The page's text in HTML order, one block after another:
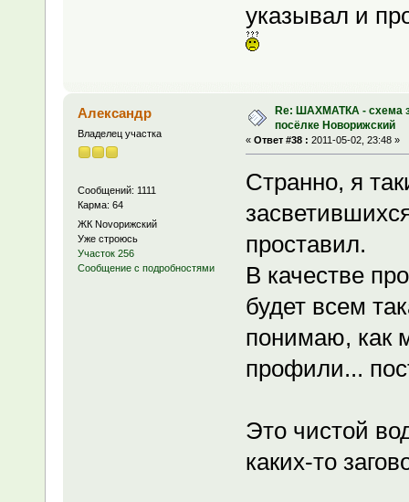
указывал и
Александр
Владелец участка
Сообщений: 1111
Карма: 64
ЖК Novoрижский
Уже строюсь
Участок 256
Сообщение с подробностями
Re: ШАХМАТКА - схема
посёлке Новорижский
« Ответ #38 : 2011-05-02, 23:48 »
Странно, я
проставил.
В качестве
будет всем
понимаю, как
профили...
Это чистой
каких-то